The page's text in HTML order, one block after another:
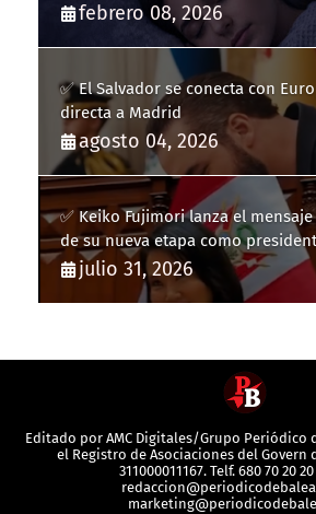
febrero 08, 2026
✅ El Salvador se conecta con
directa a Madrid
agosto 04, 2026
✅ Keiko Fujimori lanza el
de su nueva etapa como
julio 31, 2026
Editado por AMC Digitales/Grupo Periódico
el Registro de Asociaciones del Govern
311000011167. Telf. 680 70 20